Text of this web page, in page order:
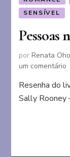
SENSÍVEL
Pessoas
porRenata
um comentário
Resenha do
Sally Rooney